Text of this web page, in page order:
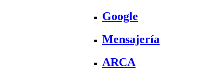
Google
Mensajería
ARCA